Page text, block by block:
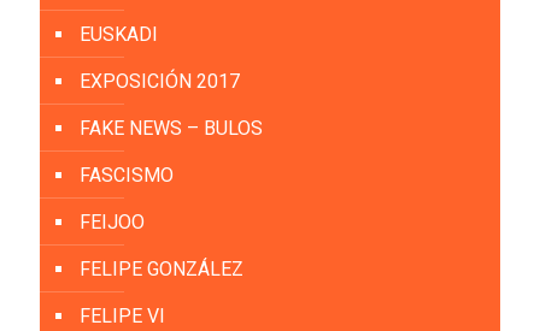
EUSKADI
EXPOSICIÓN 2017
FAKE NEWS – BULOS
FASCISMO
FEIJOO
FELIPE GONZÁLEZ
FELIPE VI